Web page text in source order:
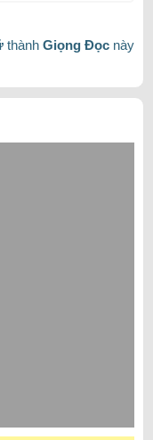
thành Giọng Đọcnày